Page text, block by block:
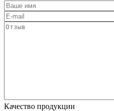
Качество продукции